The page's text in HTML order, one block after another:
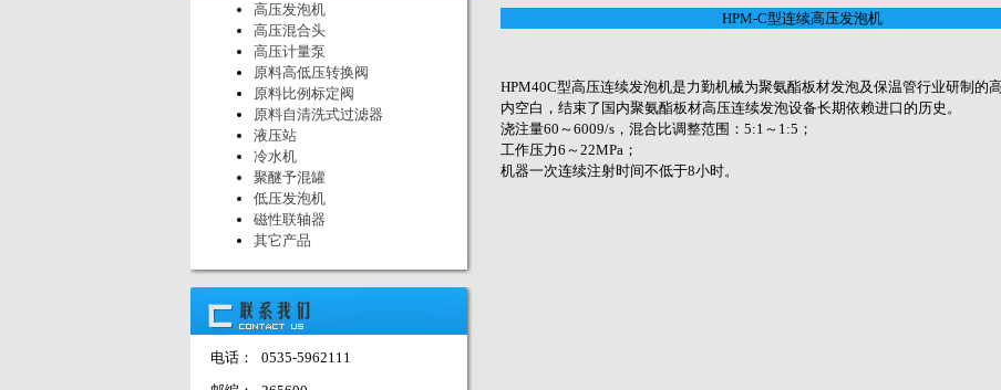
高压发泡机
高压混合头
高压计量泵
原料高低压转换阀
原料比例标定阀
原料自清洗式过滤器
液压站
冷水机
聚醚予混罐
低压发泡机
磁性联轴器
其它产品
电话：
0535-5962111
HPM-C型连续高压发泡机
HPM40C型高压连续发泡机是力勤机械为聚氨酯板材发泡及保温管行业研制的
内空白，结束了国内聚氨酯板材高压连续发泡设备长期依赖进口的历史。
浇注量60～6009/s，混合比调整范围：5:1～1:5；
工作压力6～22MPa；
机器一次连续注射时间不低于8小时。